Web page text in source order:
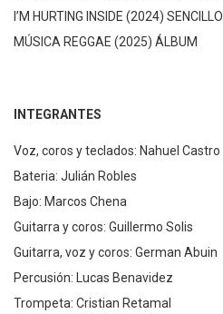
I’M HURTING INSIDE (2024) SENCILLO
MÚSICA REGGAE (2025) ÁLBUM
INTEGRANTES
Voz, coros y teclados: Nahuel Castro
Bateria: Julián Robles
Bajo: Marcos Chena
Guitarra y coros: Guillermo Solis
Guitarra, voz y coros: German Abuin
Percusión: Lucas Benavidez
Trompeta: Cristian Retamal